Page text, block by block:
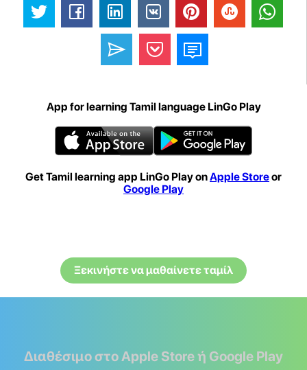
App for learning Tamil language LinGo Play
Get Tamil learning app LinGo Play onApple Storeor
Google Play
Ξεκινήστε να μαθαίνετε ταμίλ
Διαθέσιμο στο Apple Store ή Google Play